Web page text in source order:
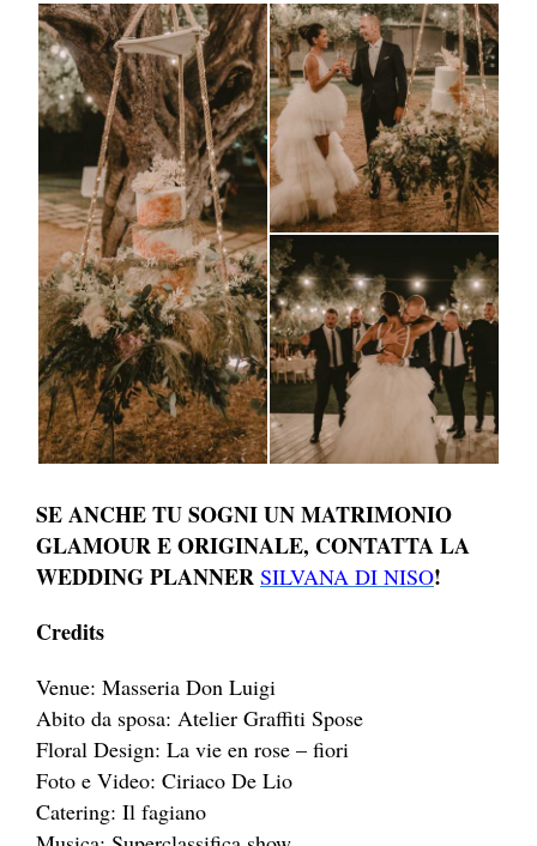
SE ANCHE TU SOGNI UN MATRIMONIO
GLAMOUR E ORIGINALE, CONTATTA LA
WEDDING PLANNER SILVANA DI NISO!
Credits
Venue: Masseria Don Luigi
Abito da sposa: Atelier Graffiti Spose
Floral Design: La vie en rose – fiori
Foto e Video: Ciriaco De Lio
Catering: Il fagiano